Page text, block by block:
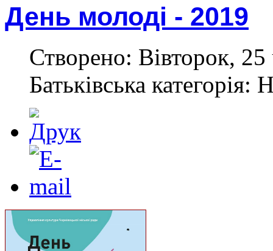
День молоді - 2019
Створено: Вівторок,
Батьківська категорія: